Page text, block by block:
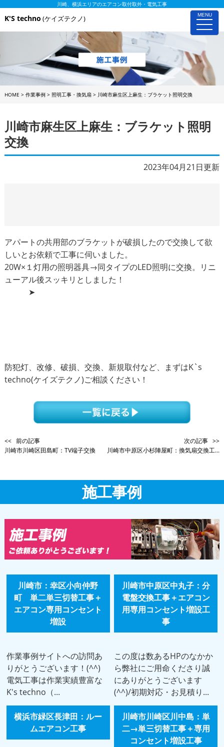
MENU
toggle
川崎、横浜エリアのエアコン取付取外・電気工事
K'S techno (ケイズテクノ)
HOME > 作業事例> 照明工事・換気扇> 川崎市麻生区上麻生：ブラケット照明交換
川崎市麻生区上麻生：ブラケット照明
交換
2023年04月21日更新
アパートの共用部のブラケットが破損したので交換して欲
しいとお依頼で工事に伺いました。
20W×１灯用の照明器具→同タイプのLED照明に交換。リニ
ューアル後スッキリとしました！
➤
防犯灯、改修、破損、交換、新規取付など、まずはK`s
techno(ケイズテクノ)ご相談ください！
<< 前の記事
川崎市川崎区田島町：TV端子交換
次の記事 >>
川崎市中原区小杉陣屋町：換気扇交換工...
施工事例
川崎市：幸区小向仲野
町 単二単三切替工事＋
エアコン専用コンセント
増設
作業事例サイトへの訪問あ
りがとうございます！(^^)
電気工事は作業実績豊富な
K's techno（...
川崎市中原区中丸子：分
電盤交換工事＋エアコン
用専用コンセント増設工
事
この度は数あるHPのなかか
ら弊社にご用命くださり誠
にありがとうございます
(^^)/初期対応・お見積り...
横浜市緑区長津田：ルー
ムエアコン工事
川崎市川崎区川中島：単
二→単三切替工事＋専用
コンセント増設工事